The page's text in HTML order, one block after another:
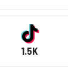
1.5K